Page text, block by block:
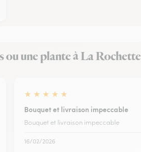
une plante à La Rochette
★ ★ ★ ★ ★
Bouquet et livraison impeccable
Bouquet et livraison impeccable
16/02/2026